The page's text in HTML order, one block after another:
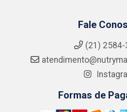
Fale
(21)
Formas de